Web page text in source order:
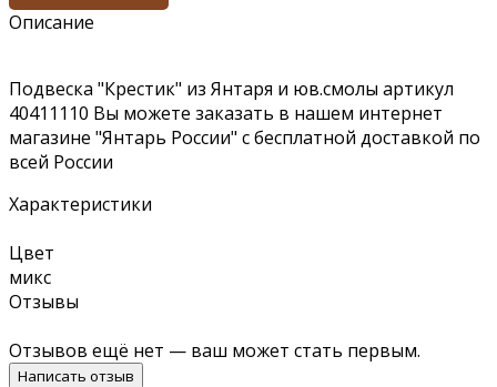
Описание
Подвеска "Крестик" из Янтаря и юв.смолы артикул
40411110 Вы можете заказать в нашем интернет
магазине "Янтарь России" с бесплатной доставкой по
всей России
Характеристики
Цвет
микс
Отзывы
Отзывов ещё нет — ваш может стать первым.
Написать отзыв